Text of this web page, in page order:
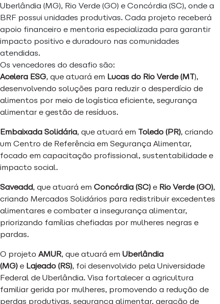
Uberlândia (MG), Rio Verde (GO) e Concórdia (SC), onde a
BRF possui unidades produtivas. Cada projeto receberá
apoio financeiro e mentoria especializada para garantir
impacto positivo e duradouro nas comunidades
atendidas.
Os vencedores do desafio são:
Acelera ESG, que atuará em Lucas do Rio Verde (MT),
desenvolvendo soluções para reduzir o desperdício de
alimentos por meio de logística eficiente, segurança
alimentar e gestão de resíduos.
Embaixada Solidária, que atuará em Toledo (PR), criando
um Centro de Referência em Segurança Alimentar,
focado em capacitação profissional, sustentabilidade e
impacto social.
Saveadd, que atuará em Concórdia (SC)e Rio Verde (GO),
criando Mercados Solidários para redistribuir excedentes
alimentares e combater a insegurança alimentar,
priorizando famílias chefiadas por mulheres negras e
pardas.
O projeto AMUR, que atuará em Uberlândia
(MG)e Lajeado (RS), foi desenvolvido pela Universidade
Federal de Uberlândia. Visa fortalecer a agricultura
familiar gerida por mulheres, promovendo a redução de
perdas produtivas, segurança alimentar, geração de